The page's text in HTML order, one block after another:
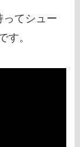
ってシュー
す。